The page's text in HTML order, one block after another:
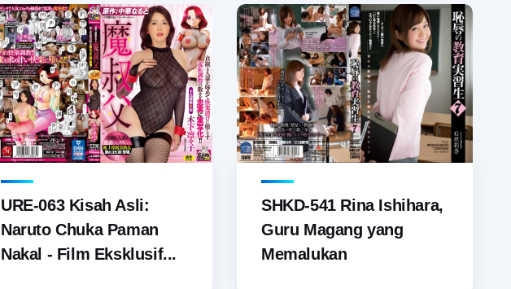
URE-063 Kisah Asli:
Naruto Chuka Paman
Nakal - Film Eksklusif...
SHKD-541 Rina Ishihara,
Guru Magang yang
Memalukan